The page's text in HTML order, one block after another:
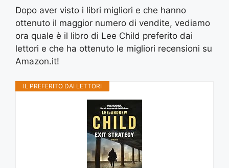
Dopo aver visto i libri migliori e che hanno
ottenuto il maggior numero di vendite, vediamo
ora quale è il libro di Lee Child preferito dai
lettori e che ha ottenuto le migliori recensioni su
Amazon.it!
IL PREFERITO DAI LETTORI